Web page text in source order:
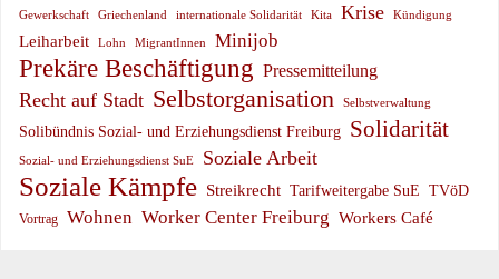
Gewerkschaft Griechenland internationale Solidarität Kita Krise Kündigung
Leiharbeit Lohn MigrantInnen Minijob
Prekäre Beschäftigung Pressemitteilung
Recht auf Stadt Selbstorganisation Selbstverwaltung
Solibündnis Sozial- und Erziehungsdienst Freiburg Solidarität
Sozial- und Erziehungsdienst SuE Soziale Arbeit
Soziale Kämpfe Streikrecht Tarifweitergabe SuE TVöD
Vortrag Wohnen Worker Center Freiburg Workers Café